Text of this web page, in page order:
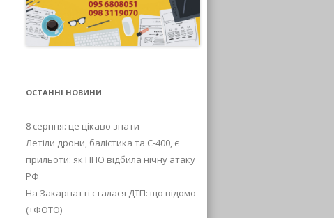
ОСТАННІ НОВИНИ
8 серпня: це цікаво знати
Летіли дрони, балістика та С-400, є
прильоти: як ППО відбила нічну атаку
РФ
На Закарпатті сталася ДТП: що відомо
(+ФОТО)